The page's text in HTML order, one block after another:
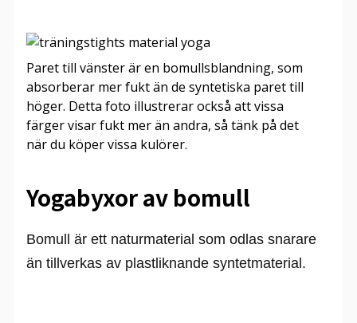
Paret till vänster är en bomullsblandning, som
absorberar mer fukt än de syntetiska paret till
höger. Detta foto illustrerar också att vissa
färger visar fukt mer än andra, så tänk på det
när du köper vissa kulörer.
Yogabyxor av bomull
Bomull är ett naturmaterial som odlas snarare
än tillverkas av plastliknande syntetmaterial.